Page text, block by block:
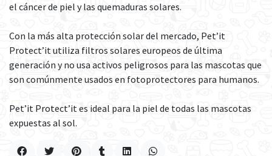
el cáncer de piel y las quemaduras solares.
Con la más alta protección solar del mercado, Pet’it
Protect’it utiliza filtros solares europeos de última
generación y no usa activos peligrosos para las mascotas que
son comúnmente usados en fotoprotectores para humanos.
Pet’it Protect’it es ideal para la piel de todas las mascotas
expuestas al sol.